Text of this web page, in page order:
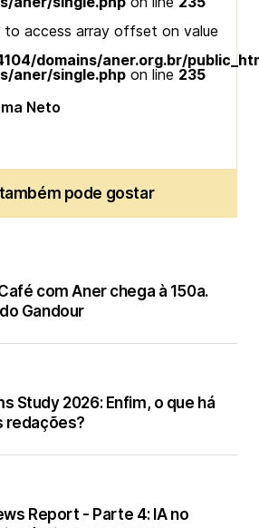
to access array offset on value
domains/aner.org.br/
aner/single.php on line 235
Neto
pode gostar
com Aner chega à 150a.
Gandour
Study 2026: Enfim, o que há
redações?
Report - Parte 4: IA no